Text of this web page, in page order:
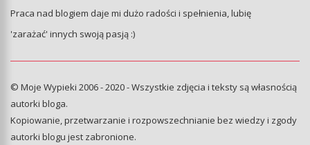
Praca nad blogiem daje mi dużo radości i spełnienia, lubię
'zarażać' innych swoją pasją :)
© Moje Wypieki 2006 - 2020 - Wszystkie zdjęcia i teksty są własnością
autorki bloga.
Kopiowanie, przetwarzanie i rozpowszechnianie bez wiedzy i zgody
autorki blogu jest zabronione.